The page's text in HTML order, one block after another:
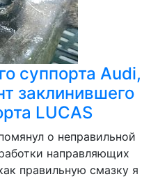
суппорта Audi,
заклинившего
LUCAS
о неправильной
направляющих
правильную смазку я